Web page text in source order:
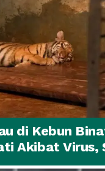
di Kebun
Akibat Virus,
Membaik